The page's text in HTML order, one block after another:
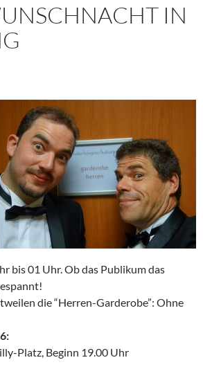
IN
bis 01 Uhr. Ob das Publikum das
die “Herren-Garderobe”: Ohne
Platz, Beginn 19.00 Uhr